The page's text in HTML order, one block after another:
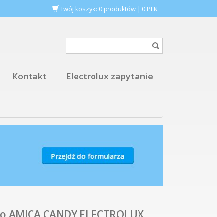
Twój koszyk: 0 produktów | 0 PLN
Kontakt Electrolux zapytanie
CANDY ELECTROLUX